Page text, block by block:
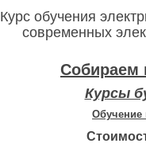
Курс обучения
современных
Собираем
Курсы
Обучение